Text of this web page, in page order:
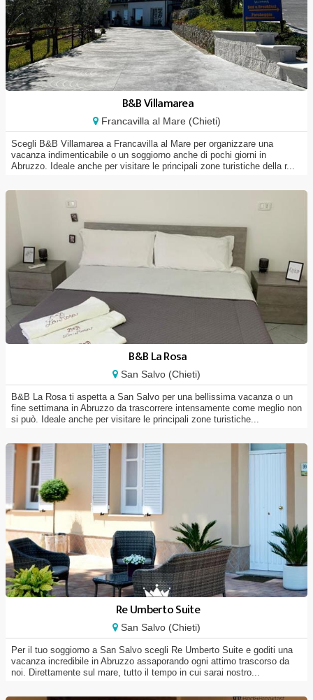
B&B Villamarea
Francavilla al Mare (Chieti)
Scegli B&B Villamarea a Francavilla al Mare per organizzare una
vacanza indimenticabile o un soggiorno anche di pochi giorni in
Abruzzo. Ideale anche per visitare le principali zone turistiche della r...
B&B La Rosa
San Salvo (Chieti)
B&B La Rosa ti aspetta a San Salvo per una bellissima vacanza o un
fine settimana in Abruzzo da trascorrere intensamente come meglio non
si può. Ideale anche per visitare le principali zone turistiche...
Re Umberto Suite
San Salvo (Chieti)
Per il tuo soggiorno a San Salvo scegli Re Umberto Suite e goditi una
vacanza incredibile in Abruzzo assaporando ogni attimo trascorso da
noi. Direttamente sul mare, tutto il tempo in cui sarai nostro...